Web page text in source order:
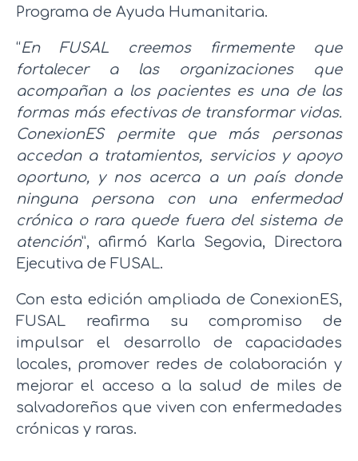
Programa de Ayuda Humanitaria.
“En FUSAL creemos firmemente que
fortalecer a las organizaciones que
acompañan a los pacientes es una de las
formas más efectivas de transformar vidas.
ConexionES permite que más personas
accedan a tratamientos, servicios y apoyo
oportuno, y nos acerca a un país donde
ninguna persona con una enfermedad
crónica o rara quede fuera del sistema de
atención”, afirmó Karla Segovia, Directora
Ejecutiva de FUSAL.
Con esta edición ampliada de ConexionES,
FUSAL reafirma su compromiso de
impulsar el desarrollo de capacidades
locales, promover redes de colaboración y
mejorar el acceso a la salud de miles de
salvadoreños que viven con enfermedades
crónicas y raras.